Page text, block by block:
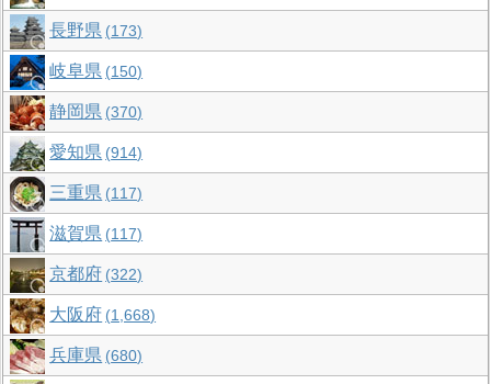
長野県 173
岐阜県 150
静岡県 370
愛知県 914
三重県 117
滋賀県 117
京都府 322
大阪府 1,668
兵庫県 680